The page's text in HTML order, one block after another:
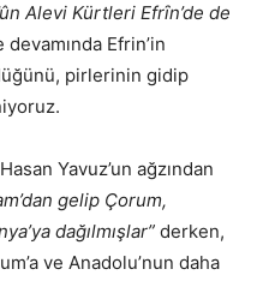
Alevi Kürtleri Efrȋn’de de
Efrin’in
pirlerinin gidip
Yavuz’un ağzından
gelip Çorum,
dağılmışlar” derken,
ve Anadolu’nun daha